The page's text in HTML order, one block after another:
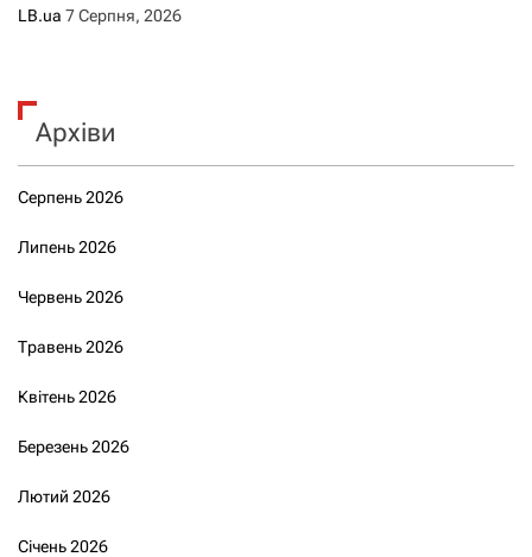
LB.ua 7 Серпня, 2026
Архіви
Серпень 2026
Липень 2026
Червень 2026
Травень 2026
Квітень 2026
Березень 2026
Лютий 2026
Січень 2026